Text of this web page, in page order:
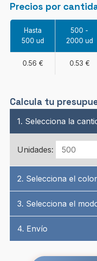
Precios por
Hasta
500 ud
500 -
2000 ud
0.56 € 0.53 €
Calcula tu
1. Selecciona la
Unidades:
2. Selecciona el color
3. Selecciona el
4. Envío